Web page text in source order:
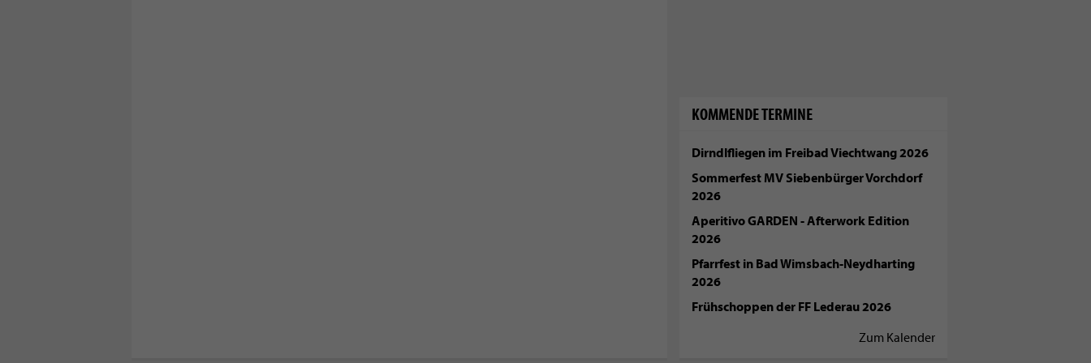
KOMMENDE TERMINE
Dirndlfliegen im Freibad Viechtwang 2026
Sommerfest MV Siebenbürger Vorchdorf
2026
Aperitivo GARDEN - Afterwork Edition
2026
Pfarrfest in Bad Wimsbach-Neydharting
2026
Frühschoppen der FF Lederau 2026
Zum Kalender